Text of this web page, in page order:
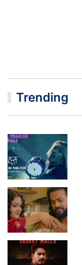
Trending